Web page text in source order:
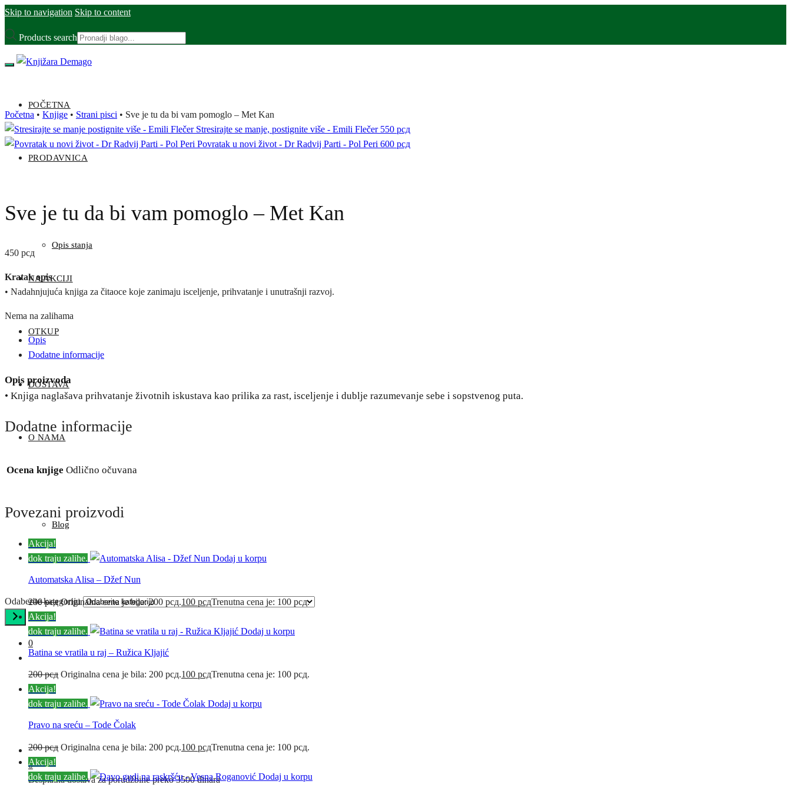
Skip to navigation Skip to content
Products search
POČETNA
PRODAVNICA
Opis stanja
NA AKCIJI
OTKUP
DOSTAVA
O NAMA
Blog
KONTAKT
Odaberite kategoriju
0
0
Besplatna dostava za porudžbine preko 3500 dinara
Početna • Knjige • Strani pisci • Sve je tu da bi vam pomoglo – Met Kan
Stresirajte se manje, postignite više - Emili Flečer 550 рсд
Povratak u novi život - Dr Radvij Parti - Pol Peri 600 рсд
Sve je tu da bi vam pomoglo – Met Kan
450 рсд
Kratak opis
• Nadahnjujuća knjiga za čitaoce koje zanimaju isceljenje, prihvatanje i unutrašnji razvoj.
Nema na zalihama
Opis
Dodatne informacije
Opis proizvoda
• Knjiga naglašava prihvatanje životnih iskustava kao prilika za rast, isceljenje i dublje razumevanje sebe i sopstvenog puta.
Dodatne informacije
Ocena knjige Odlično očuvana
Povezani proizvodi
Akcija!
dok traju zalihe.
Dodaj u korpu
Automatska Alisa – Džef Nun
200рсд Originalna cena je bila: 200 рсд.100 рсдTrenutna cena je: 100 рсд.
Akcija!
dok traju zalihe.
Dodaj u korpu
Batina se vratila u raj – Ružica Kljajić
200рсд Originalna cena je bila: 200 рсд.100 рсдTrenutna cena je: 100 рсд.
Akcija!
dok traju zalihe.
Dodaj u korpu
Pravo na sreću – Tode Čolak
200рсд Originalna cena je bila: 200 рсд.100 рсдTrenutna cena je: 100 рсд.
Akcija!
dok traju zalihe.
Dodaj u korpu